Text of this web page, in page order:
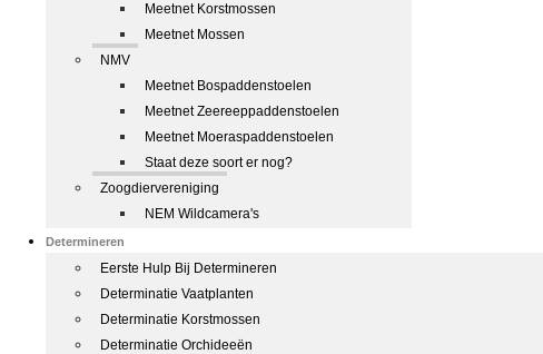
Meetnet Korstmossen
Meetnet Mossen
NMV
Meetnet Bospaddenstoelen
Meetnet Zeereeppaddenstoelen
Meetnet Moeraspaddenstoelen
Staat deze soort er nog?
Zoogdiervereniging
NEM Wildcamera's
Determineren
Eerste Hulp Bij Determineren
Determinatie Vaatplanten
Determinatie Korstmossen
Determinatie Orchideeën